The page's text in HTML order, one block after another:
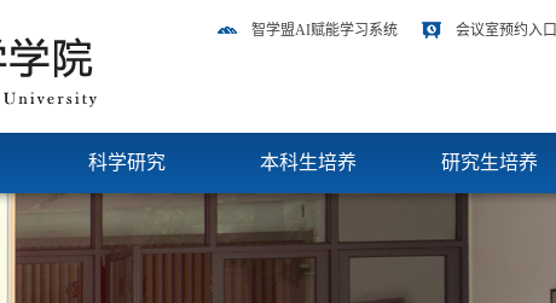
智学盟AI赋能学习系统 会议室预约入口
科学研究 本科生培养 研究生培养